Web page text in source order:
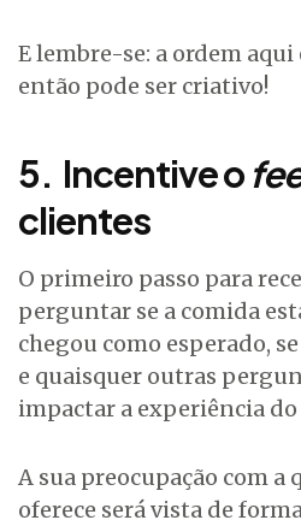
E lembre-se: a ordem aqui
então pode ser criativo!
5. Incentive o
clientes
O primeiro passo para
perguntar se a comida
chegou como esperado,
e quaisquer outras
impactar a experiência
A sua preocupação com a
oferece será vista de